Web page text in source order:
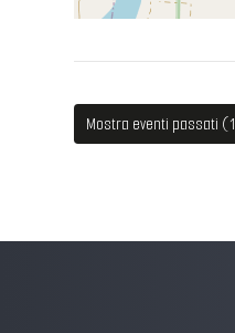
Mostra eventi passati